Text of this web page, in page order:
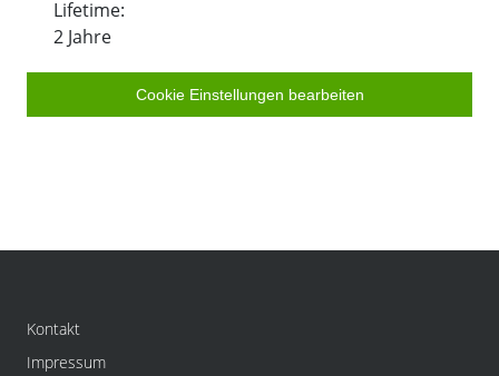
Lifetime:
2 Jahre
Cookie Einstellungen bearbeiten
Kontakt
Impressum